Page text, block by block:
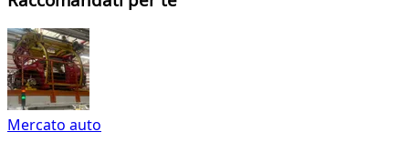
Mercato auto